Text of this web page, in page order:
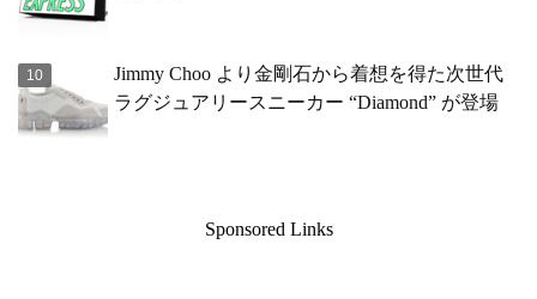
Jimmy Choo より金剛石から着想を得た次世代
ラグジュアリースニーカー “Diamond” が登場
Sponsored Links